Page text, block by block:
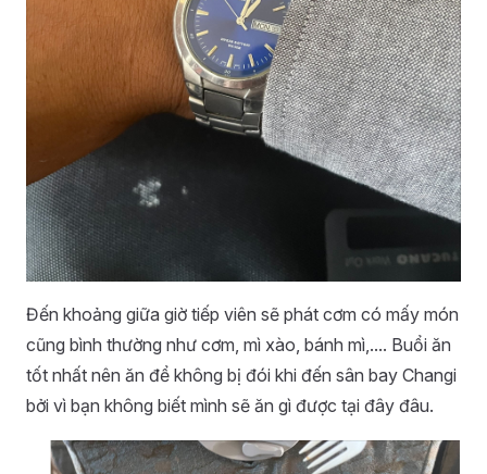
Đến khoảng giữa giờ tiếp viên sẽ phát cơm có mấy món
cũng bình thường như cơm, mì xào, bánh mì,.... Buổi ăn
tốt nhất nên ăn để không bị đói khi đến sân bay Changi
bởi vì bạn không biết mình sẽ ăn gì được tại đây đâu.